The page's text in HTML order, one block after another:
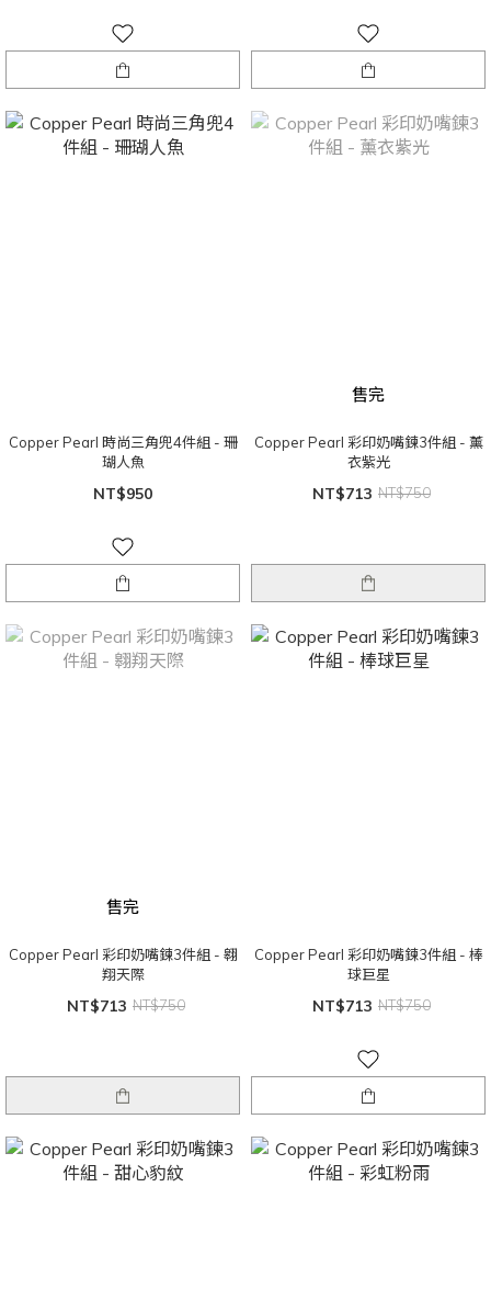
Copper Pearl 時尚三角兜4件組 - 珊
瑚人魚
NT$950
售完
Copper Pearl 彩印奶嘴鍊3件組 - 薰
衣紫光
NT$713 NT$750
售完
Copper Pearl 彩印奶嘴鍊3件組 - 翱
翔天際
NT$713 NT$750
Copper Pearl 彩印奶嘴鍊3件組 - 棒
球巨星
NT$713 NT$750